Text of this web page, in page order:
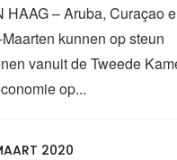
HAAG – Aruba, Curaçao
kunnen op steun
vanuit de Tweede
op...
2020